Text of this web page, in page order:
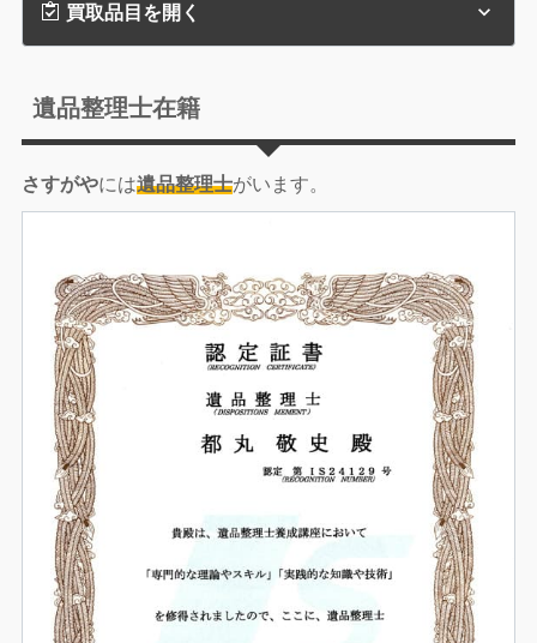
買取品目を開く
遺品整理士在籍
さすがやには遺品整理士がいます。